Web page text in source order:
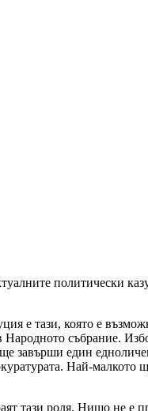
политически
е тази, която е
събрание.
завърши един
Най-малкото
тази роля. Нищо не е